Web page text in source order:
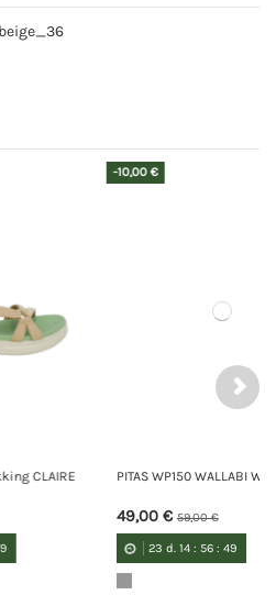
PITAS WP150 WALLABI WASHED
59,00 €
:56 :48